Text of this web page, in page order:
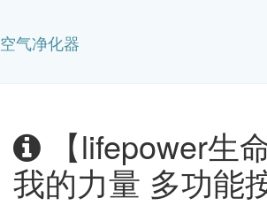
空气净化器
【lifepower生
我的力量 多功能